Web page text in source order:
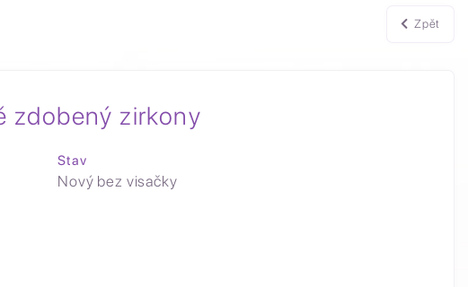
Zpět
zdobený zirkony
Stav
Nový bez visačky